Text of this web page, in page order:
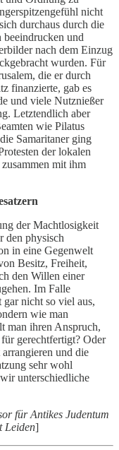
nicht
durchaus durch die
beeindrucken und
nach dem Einzug
wurden. Für
die er durch
finanzierte, gab es
und viele Nutznießer
Letztendlich aber
wie Pilatus
Samaritaner ging
der lokalen
mit ihm
der Machtlosigkeit
den physisch
in eine Gegenwelt
Besitz, Freiheit,
den Willen einer
Im Falle
gar nicht so viel aus,
wie man
man ihren Anspruch,
gerechtfertigt? Oder
und die
sehr wohl
unterschiedliche
für Antikes Judentum
Leiden]